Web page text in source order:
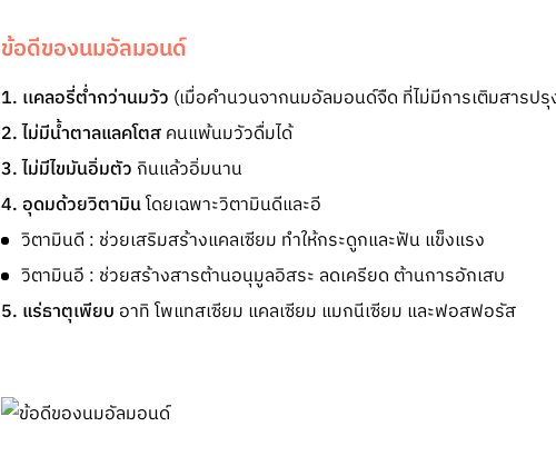
ข้อดีของนมอัลมอนด์
1. เเคลอรี่ต่ำกว่านมวัว (เมื่อคำนวนจากนมอัลมอนด์จืด ที่ไม่มีการเติมสารปรุ
2. ไม่มีน้ำตาลแลคโตสคนแพ้นมวัวดื่มได้
3. ไม่มีไขมันอิ่มตัว กินแล้วอิ่มนาน
4. อุดมด้วยวิตามินโดยเฉพาะวิตามินดีและอี
วิตามินดี : ช่วยเสริมสร้างแคลเซียม ทำให้กระดูกและฟัน แข็งแรง
วิตามินอี : ช่วยสร้างสารต้านอนุมูลอิสระ ลดเครียด ต้านการอักเสบ
5. แร่ธาตุเพียบ อาทิ โพแทสเซียม แคลเซียม แมกนีเซียม และฟอสฟอรัส